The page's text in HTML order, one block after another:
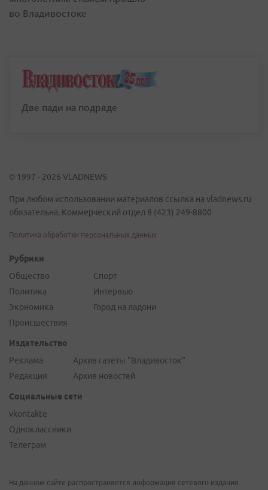
во Владивостоке
Две пади на подряде
© 1997 - 2026 VLADNEWS
При любом использовании материалов ссылка на vladnews.ru
обязательна. Коммерческий отдел 8 (423) 249-8800
Политика обработки персональных данных
Рубрики
Общество
Политика
Экономика
Происшествия
Спорт
Интервью
Город на ладони
Издательство
Реклама
Редакция
Архив газеты "Владивосток"
Архив новостей
Социальные сети
vkontakte
Одноклассники
Телеграм
На данном сайте распространяется информация сетевого издания